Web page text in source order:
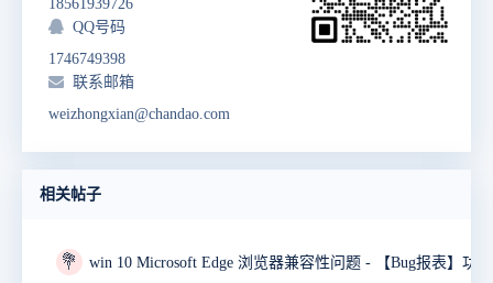
18561939726
QQ号码
1746749398
联系邮箱
weizhongxian@chandao.com
相关帖子
💐